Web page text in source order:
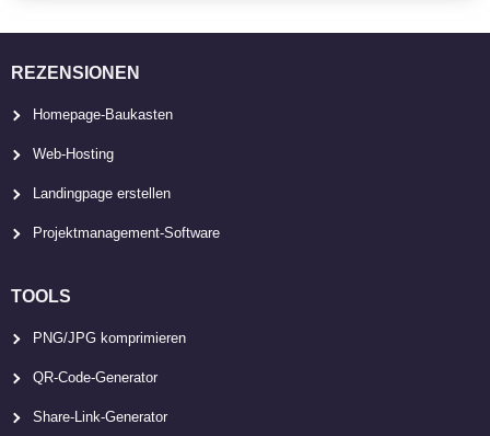
REZENSIONEN
Homepage-Baukasten
Web-Hosting
Landingpage erstellen
Projektmanagement-Software
TOOLS
PNG/JPG komprimieren
QR-Code-Generator
Share-Link-Generator